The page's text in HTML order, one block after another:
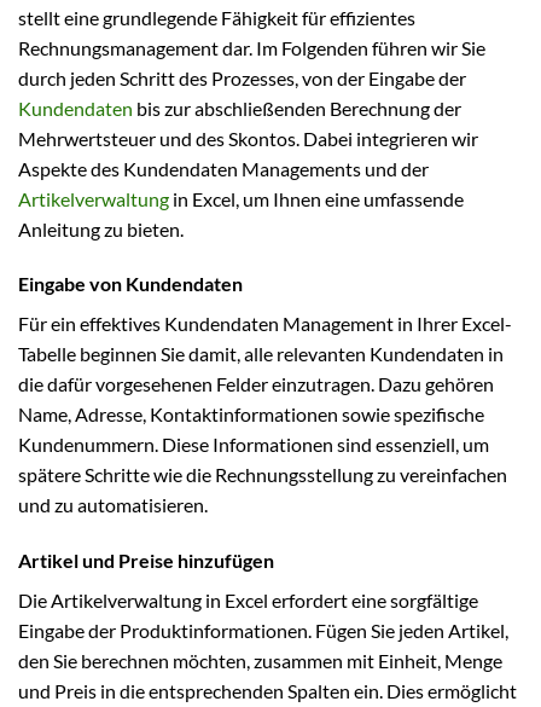
stellt eine grundlegende Fähigkeit für effizientes
Rechnungsmanagement dar. Im Folgenden führen wir Sie
durch jeden Schritt des Prozesses, von der Eingabe der
Kundendaten bis zur abschließenden Berechnung der
Mehrwertsteuer und des Skontos. Dabei integrieren wir
Aspekte des Kundendaten Managements und der
Artikelverwaltung in Excel, um Ihnen eine umfassende
Anleitung zu bieten.
Eingabe von Kundendaten
Für ein effektives Kundendaten Management in Ihrer Excel-
Tabelle beginnen Sie damit, alle relevanten Kundendaten in
die dafür vorgesehenen Felder einzutragen. Dazu gehören
Name, Adresse, Kontaktinformationen sowie spezifische
Kundenummern. Diese Informationen sind essenziell, um
spätere Schritte wie die Rechnungsstellung zu vereinfachen
und zu automatisieren.
Artikel und Preise hinzufügen
Die Artikelverwaltung in Excel erfordert eine sorgfältige
Eingabe der Produktinformationen. Fügen Sie jeden Artikel,
den Sie berechnen möchten, zusammen mit Einheit, Menge
und Preis in die entsprechenden Spalten ein. Dies ermöglicht